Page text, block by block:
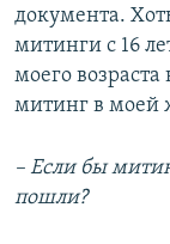
документа.
митинги с 16
моего
митинг в моей
– Если бы
пошли?